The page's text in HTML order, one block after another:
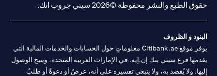
حقوق الطبع والنشر محفوظة ©2026 سيتي جروب انك.
البنود و الظروف
يوفر موقع Citibank.ae معلوماتٍ حول الحسابات والخدمات المالية التي
يقدمها فرع سيتي بنك إن.إيه. في الإمارات العربية المتحدة، ويتيح الوصول
إليها. ولا يُقصد به، ولا ينبغي تفسيره على أنه، عرضٌ أو دعوةٌ أو طلبٌ